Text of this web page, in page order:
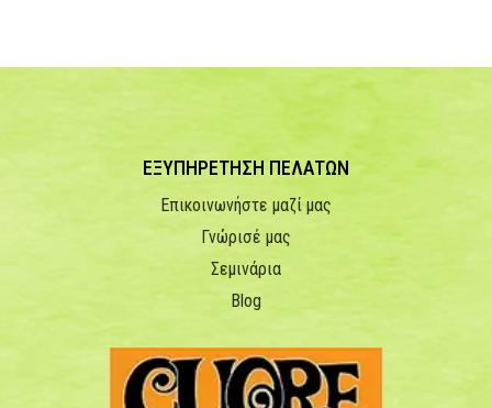
ΕΞΥΠΗΡΕΤΗΣΗ ΠΕΛΑΤΩΝ
Επικοινωνήστε μαζί μας
Γνώρισέ μας
Σεμινάρια
Blog